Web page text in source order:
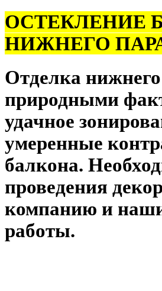
ОСТЕКЛЕНИЕ
НИЖНЕГО
Отделка
природными
удачное
умеренные
балкона.
проведения
компанию и
работы.